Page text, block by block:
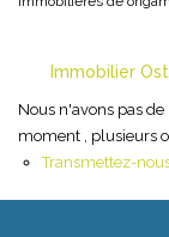
Immobilier
Nous n'avons pas
moment , plusieurs
Transmettez-